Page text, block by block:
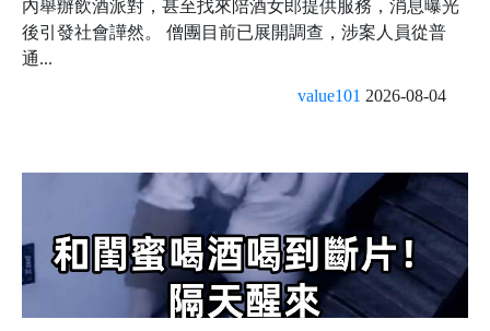
內舉辦飲酒派對，甚至找來陪酒女郎提供服務，消息曝光
後引發社會譁然。 僧團目前已展開調查，涉案人員從普
通...
value101 2026-08-04